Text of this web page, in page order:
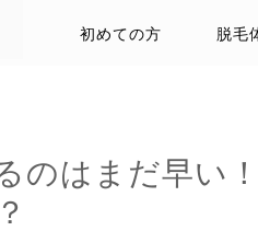
初めての方 脱毛
のはまだ早い